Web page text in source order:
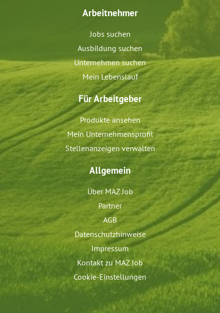
Arbeitnehmer
Jobs suchen
Ausbildung suchen
Unternehmen suchen
Mein Lebenslauf
Für Arbeitgeber
Produkte ansehen
Mein Unternehmensprofil
Stellenanzeigen verwalten
Allgemein
Über MAZ Job
Partner
AGB
Datenschutzhinweise
Impressum
Kontakt zu MAZ Job
Cookie-Einstellungen